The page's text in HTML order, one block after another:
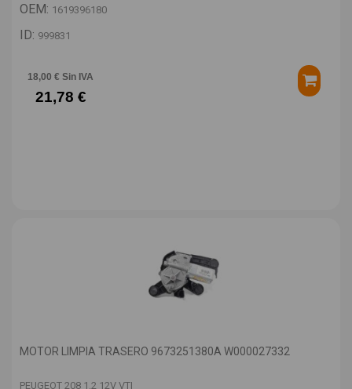
OEM: 1619396180
ID: 999831
18,00 € Sin IVA
21,78 €
MOTOR LIMPIA TRASERO 9673251380A W000027332
PEUGEOT 208 1.2 12V VTI